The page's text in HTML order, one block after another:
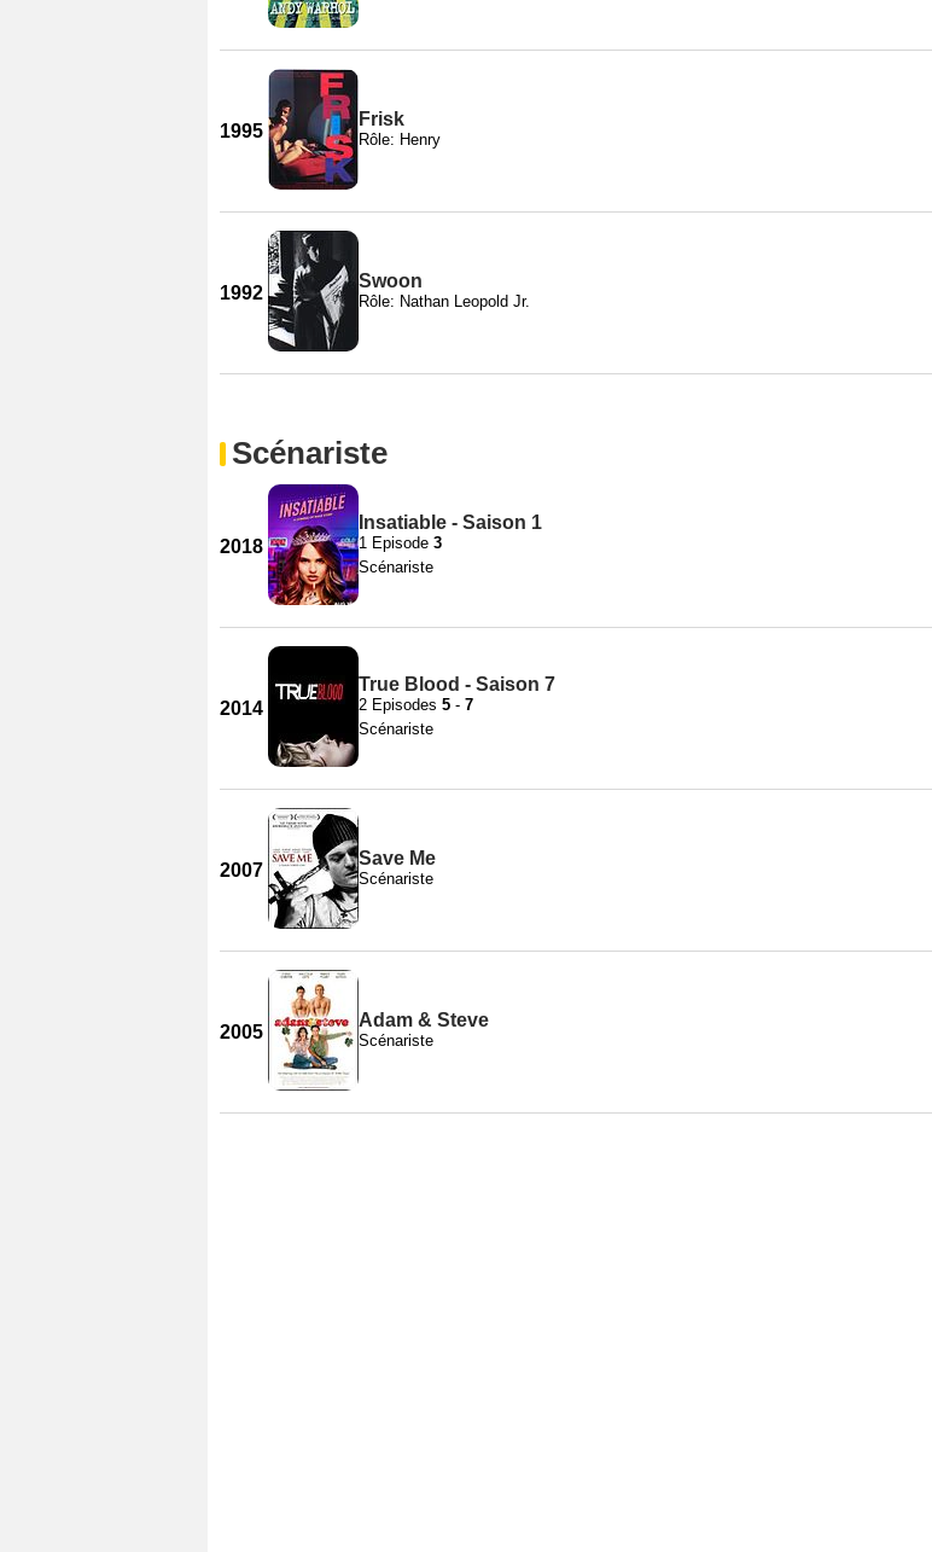
1995
Frisk
Rôle: Henry
1992
Swoon
Rôle: Nathan Leopold Jr.
Scénariste
2018
Insatiable - Saison 1
1 Episode 3
Scénariste
2014
True Blood - Saison 7
2 Episodes 5 - 7
Scénariste
2007
Save Me
Scénariste
2005
Adam & Steve
Scénariste